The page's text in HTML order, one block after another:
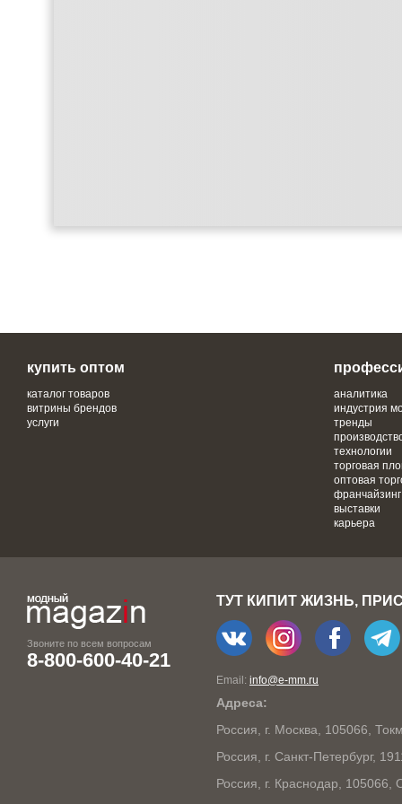
купить оптом
каталог товаров
витрины брендов
услуги
аналитика
индустрия
тренды
технологии
торговая
оптовая
франчайзинг
выставки
карьера
Звоните по всем вопросам
8-800-600-40-21
ТУТ КИПИТ ЖИЗНЬ,
Email: info@e-mm.ru
Адреса:
Россия, г. Москва, 105066,
Россия, г. Санкт-Петербург,
Россия, г. Краснодар,